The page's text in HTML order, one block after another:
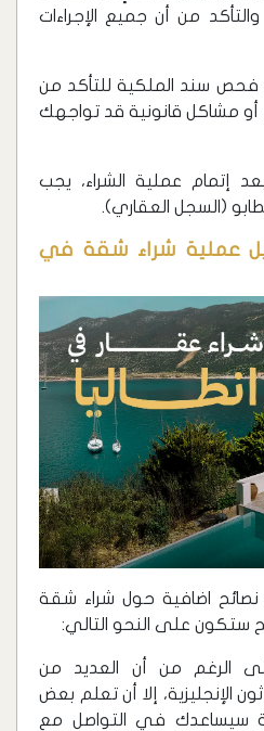
من أن جميع الإجراءات
سند الملكية للتأكد من
أو مشاكل قانونية قد تواجهك
إتمام عملية الشراء، يجب
(السجل العقاري).
عملية شراء شقة في
نصائح اضافية حول شراء شقة
ستكون على النحو التالي:
الرغم من أن العديد من
الإنجليزية، إلا أن تعلم بعض
سيساعدك في التواصل مع